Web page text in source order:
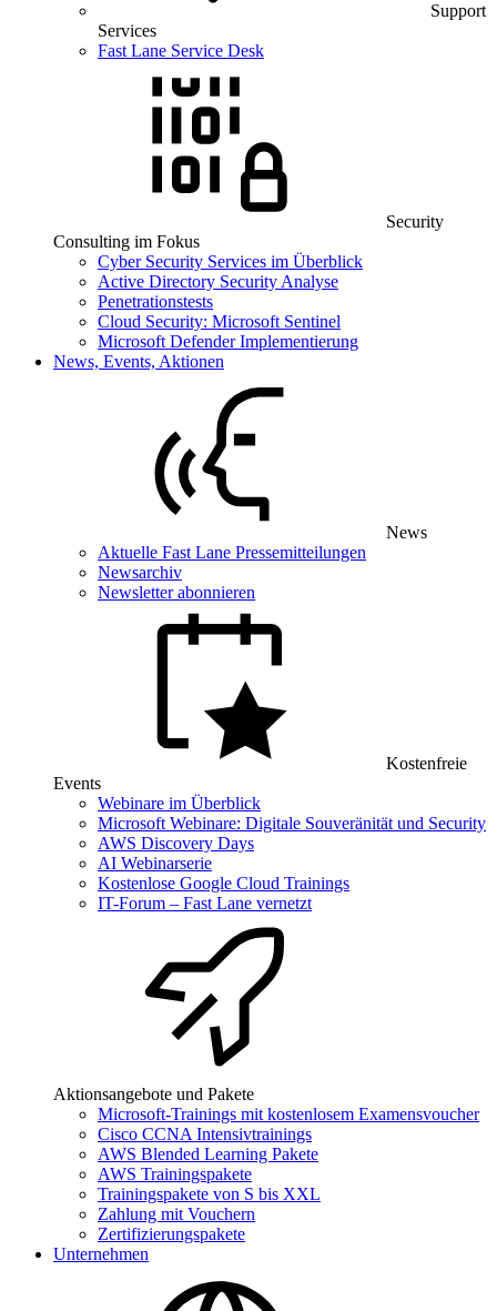
Support
Services
Fast Lane Service Desk
Security
Consulting im Fokus
Cyber Security Services im Überblick
Active Directory Security Analyse
Penetrationstests
Cloud Security: Microsoft Sentinel
Microsoft Defender Implementierung
News, Events, Aktionen
News
Aktuelle Fast Lane Pressemitteilungen
Newsarchiv
Newsletter abonnieren
Kostenfreie
Events
Webinare im Überblick
Microsoft Webinare: Digitale Souveränität und Security
AWS Discovery Days
AI Webinarserie
Kostenlose Google Cloud Trainings
IT-Forum – Fast Lane vernetzt
Aktionsangebote und Pakete
Microsoft-Trainings mit kostenlosem Examensvoucher
Cisco CCNA Intensivtrainings
AWS Blended Learning Pakete
AWS Trainingspakete
Trainingspakete von S bis XXL
Zahlung mit Vouchern
Zertifizierungspakete
Unternehmen